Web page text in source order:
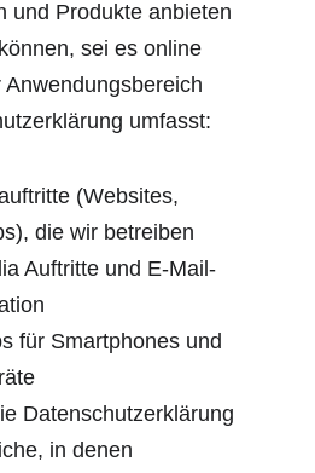
und Produkte anbieten
sei es online
umfasst:
(Websites,
die wir betreiben
Auftritte und E-Mail-
für Smartphones und
Datenschutzerklärung
in denen